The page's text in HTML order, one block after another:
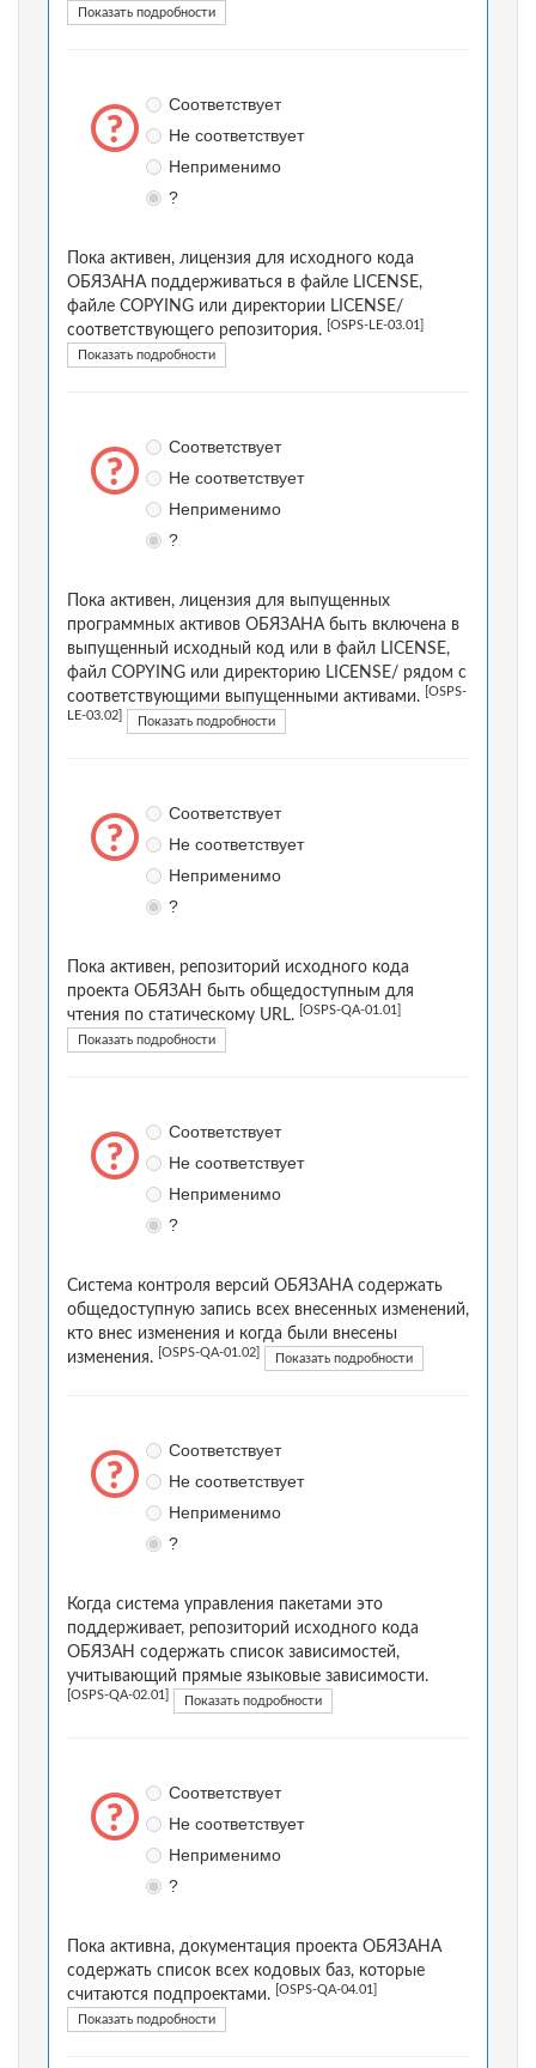
Показать подробности
Соответствует
Не соответствует
Неприменимо
?
Пока активен, лицензия для исходного кода
ОБЯЗАНА поддерживаться в файле LICENSE,
файле COPYING или директории LICENSE/
соответствующего репозитория.
[OSPS-LE-03.01]
Показать подробности
Соответствует
Не соответствует
Неприменимо
?
Пока активен, лицензия для выпущенных
программных активов ОБЯЗАНА быть включена в
выпущенный исходный код или в файл LICENSE,
файл COPYING или директорию LICENSE/ рядом с
соответствующими выпущенными активами.
[OSPS-
LE-03.02] Показать подробности
Соответствует
Не соответствует
Неприменимо
?
Пока активен, репозиторий исходного кода
проекта ОБЯЗАН быть общедоступным для
чтения по статическому URL.
[OSPS-QA-01.01]
Показать подробности
Соответствует
Не соответствует
Неприменимо
?
Система контроля версий ОБЯЗАНА содержать
общедоступную запись всех внесенных изменений,
кто внес изменения и когда были внесены
изменения.
[OSPS-QA-01.02] Показать подробности
Соответствует
Не соответствует
Неприменимо
?
Когда система управления пакетами это
поддерживает, репозиторий исходного кода
ОБЯЗАН содержать список зависимостей,
учитывающий прямые языковые зависимости.
[OSPS-QA-02.01] Показать подробности
Соответствует
Не соответствует
Неприменимо
?
Пока активна, документация проекта ОБЯЗАНА
содержать список всех кодовых баз, которые
считаются подпроектами.
[OSPS-QA-04.01]
Показать подробности